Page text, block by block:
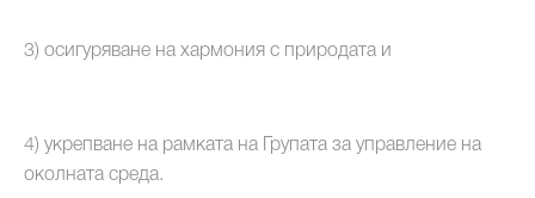
3) осигуряване на хармония с природата и
4) укрепване на рамката на Групата за управление на
околната среда.